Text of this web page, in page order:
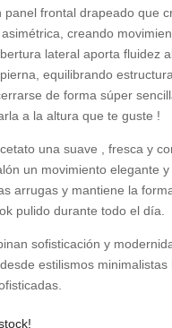
panel frontal drapeado que
creando
lateral aporta fluidez
equilibrando
de forma súper
a la altura que te guste !
una suave , fresca y
un movimiento elegante y
arrugas y mantiene la
pulido durante todo el día.
sofisticación y
estilismos minimalistas